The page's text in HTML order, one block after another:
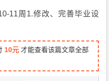
11周1.修改、完善毕业设
10元 才能查看该篇文章全部